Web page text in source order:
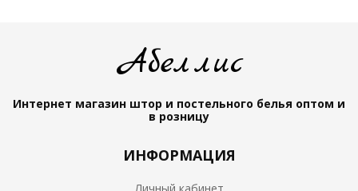
Абеллис
Интернет магазин штор и постельного белья оптом и
в розницу
ИНФОРМАЦИЯ